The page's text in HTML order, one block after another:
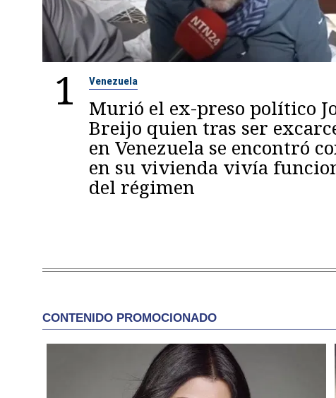
1 Venezuela
Murió el ex-preso político
Breijo quien tras ser
en Venezuela se encontró
en su vivienda vivía
del régimen